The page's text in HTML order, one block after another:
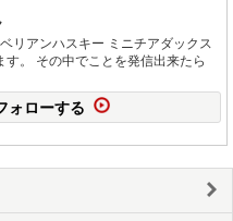
リアンハスキー ミニチアダックス
す。 その中でことを発信出来たら
ォローする